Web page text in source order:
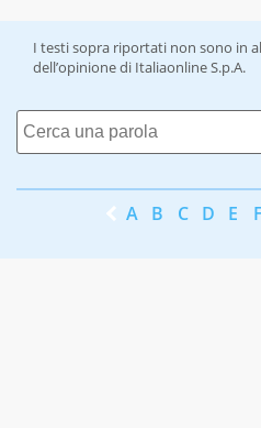
I testi sopra riportati non sono in
dell’opinione di Italiaonline S.p.A.
A B C D E F